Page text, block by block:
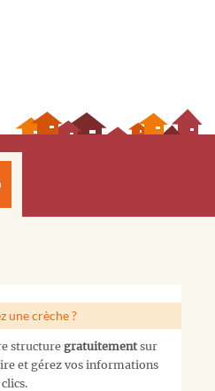
une crèche ?
structure gratuitementsur
et gérez vos informations